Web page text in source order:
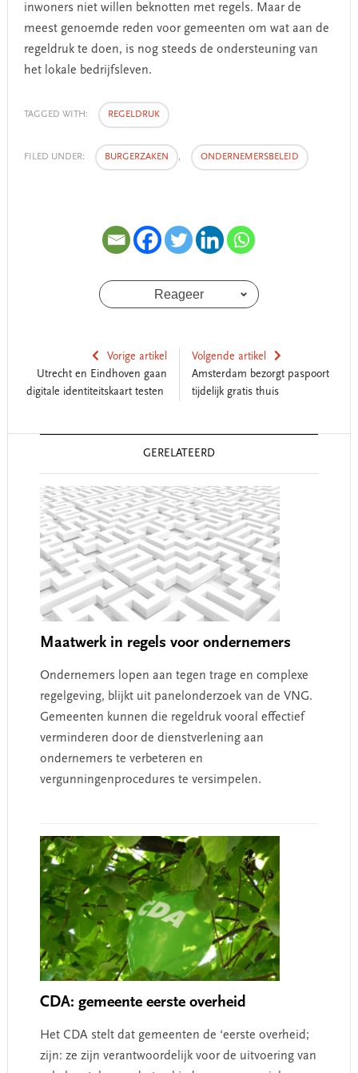
inwoners niet willen beknotten met regels. Maar de
meest genoemde reden voor gemeenten om wat aan de
regeldruk te doen, is nog steeds de ondersteuning van
het lokale bedrijfsleven.
TAGGED WITH: REGELDRUK
FILED UNDER: BURGERZAKEN , ONDERNEMERSBELEID
Reageer
Vorige artikel
Utrecht en Eindhoven gaan
digitale identiteitskaart testen
Volgende artikel
Amsterdam bezorgt paspoort
tijdelijk gratis thuis
GERELATEERD
Maatwerk in regels voor ondernemers
Ondernemers lopen aan tegen trage en complexe
regelgeving, blijkt uit panelonderzoek van de VNG.
Gemeenten kunnen die regeldruk vooral effectief
verminderen door de dienstverlening aan
ondernemers te verbeteren en
vergunningenprocedures te versimpelen.
CDA: gemeente eerste overheid
Het CDA stelt dat gemeenten de ‘eerste overheid;
zijn: ze zijn verantwoordelijk voor de uitvoering van